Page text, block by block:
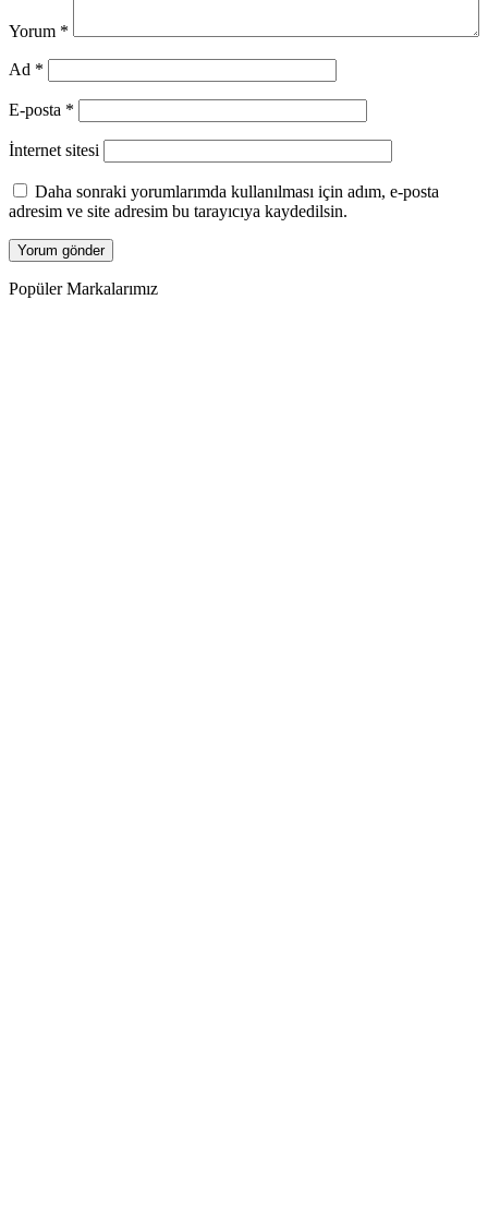
Yorum *
Ad *
E-posta *
İnternet sitesi
Daha sonraki yorumlarımda kullanılması için adım, e-posta
adresim ve site adresim bu tarayıcıya kaydedilsin.
Popüler Markalarımız